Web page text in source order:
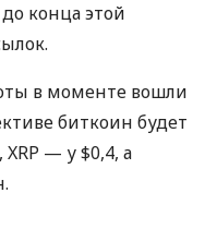
конца этой
в моменте вошли
биткоин будет
XRP — у $0,4, а